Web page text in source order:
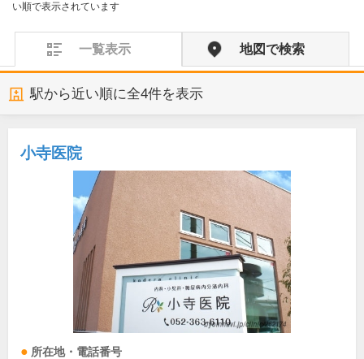
い順で表示されています
一覧表示 地図で検索
駅から近い順に全4件を表示
小寺医院
所在地・電話番号